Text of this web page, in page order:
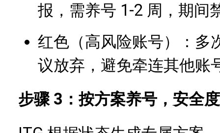
报，需养号 1-2 周，期间
红色（高风险账号）：多
议放弃，避免牵连其他账
步骤 3：按方案养号，安全